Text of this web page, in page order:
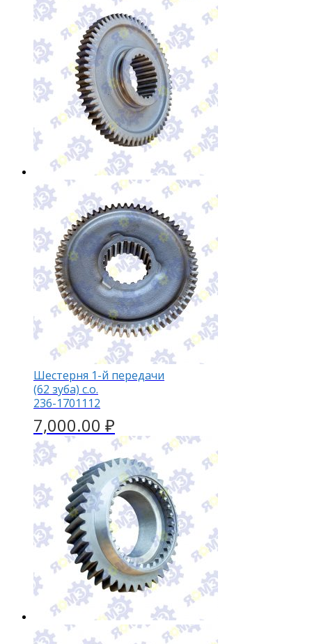
Шестерня 1-й передачи
(62 зуба) с.о.
236-1701112
7,000.00 ₽